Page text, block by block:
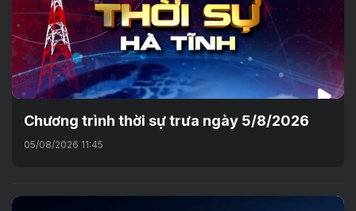
Chương trình thời sự trưa ngày 5/8/2026
05/08/2026 11:45